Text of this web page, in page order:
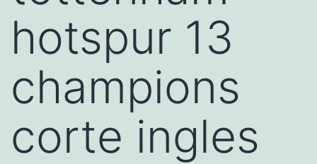
hotspur 13
champions
corte ingles